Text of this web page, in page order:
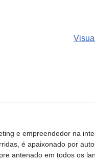
roubados
e empreendedor na
é apaixonado por
antenado em todos os